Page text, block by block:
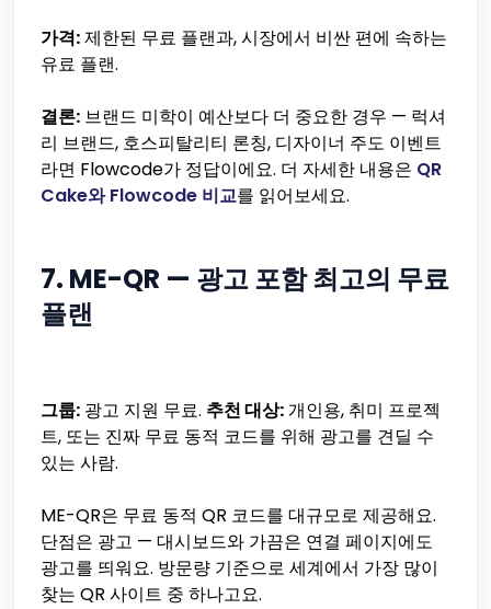
가격:제한된 무료 플랜과, 시장에서 비싼 편에 속하는
유료 플랜.
결론: 브랜드 미학이 예산보다 더 중요한 경우 — 럭셔
리 브랜드, 호스피탈리티 론칭, 디자이너 주도 이벤트
라면 Flowcode가 정답이에요. 더 자세한 내용은 QR
Cake와 Flowcode 비교를 읽어보세요.
7. ME-QR — 광고 포함 최고의 무료
플랜
그룹: 광고 지원 무료. 추천 대상:개인용, 취미 프로젝
트, 또는 진짜 무료 동적 코드를 위해 광고를 견딜 수
있는 사람.
ME-QR은 무료 동적 QR 코드를 대규모로 제공해요.
단점은 광고 — 대시보드와 가끔은 연결 페이지에도
광고를 띄워요. 방문량 기준으로 세계에서 가장 많이
찾는 QR 사이트 중 하나고요.